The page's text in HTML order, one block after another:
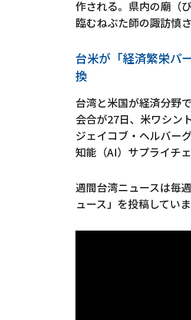
作される。県内の廟（
臨むねぶた師の諏訪慎
台米が「経済繁栄パ
換
台湾と米国が経済分野
会合が27日、米ワシン
ジェイコブ・ヘルバー
知能（AI）サプライチ
週間台湾ニュースは毎
ュース」を投稿していま